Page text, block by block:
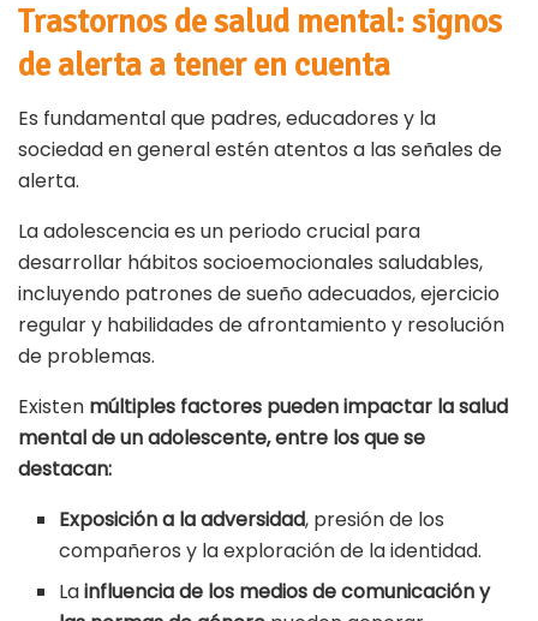
Trastornos de salud mental: signos
de alerta a tener en cuenta
Es fundamental que padres, educadores y la
sociedad en general estén atentos a las señales de
alerta.
La adolescencia es un periodo crucial para
desarrollar hábitos socioemocionales saludables,
incluyendo patrones de sueño adecuados, ejercicio
regular y habilidades de afrontamiento y resolución
de problemas.
Existen múltiples factores pueden impactar la salud
mental de un adolescente, entre los que se
destacan:
Exposición a la adversidad, presión de los
compañeros y la exploración de la identidad.
Lainfluencia de los medios de comunicación y